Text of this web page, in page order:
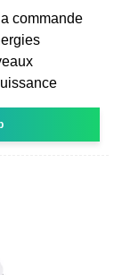
commande